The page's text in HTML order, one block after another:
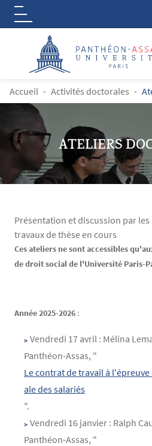
Aller au contenu principal
Logo
FIL D'ARIANE
Accueil Activités doctorales
ATELIERS
Présentation et discussion par
travaux de thèse en cours
Contenu
Texte
Ces ateliers ne sont accessibles
de droit social de l'Université Paris-
Année 2025-2026 :
Vendredi 17 avril : Mélina
Panthéon-Assas, "
Le contrat de travail à
ale des salariés
".
Vendredi 16 janvier : Ralph
Panthéon-Assas, "